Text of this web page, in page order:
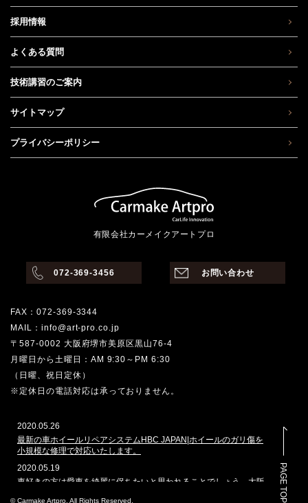
採用情報
よくある質問
技術講習のご案内
サイトマップ
プライバシーポリシー
有限会社カーメイクアートプロ
072-369-3456 お問い合わせ
FAX：072-369-3344
MAIL：info@art-pro.co.jp
〒587-0002 大阪府堺市美原区黒山76-4
月曜日から土曜日：AM 9:30～PM 6:30
（日曜、祝日定休）
※定休日の電話対応は承っておりません。
2020.05.26
最新の車ホイールリペアシステムHBC JAPAN|ホイールのガリ傷を
小規模な修理で対応いたします。
2020.05.19
車好きの方は愛車を綺麗に保ちたいと思われることでしょう。大阪
PAGE TOP
© Carmake Artpro. All Rights Reserved.